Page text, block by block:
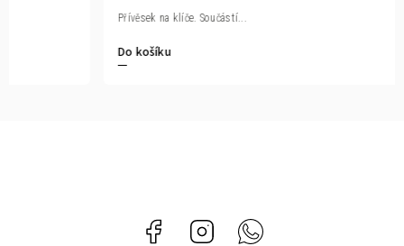
Do košíku
Přívěsek na klíče. Součástí...
Facebook Instagram